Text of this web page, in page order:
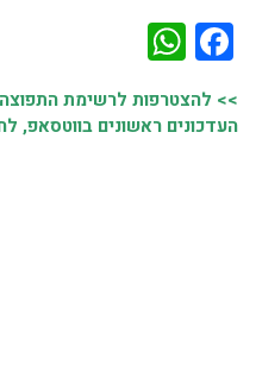
Facebook
>> להצטרפות לרשימת
העדכונים ראשונים בווטסאפ,